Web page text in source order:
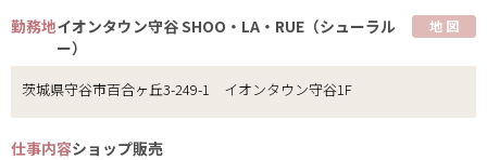
勤務地イオンタウン守谷 SHOO・LA・RUE（シューラル
ー）
地 図
茨城県守谷市百合ヶ丘3-249-1 イオンタウン守谷1F
仕事内容ショップ販売